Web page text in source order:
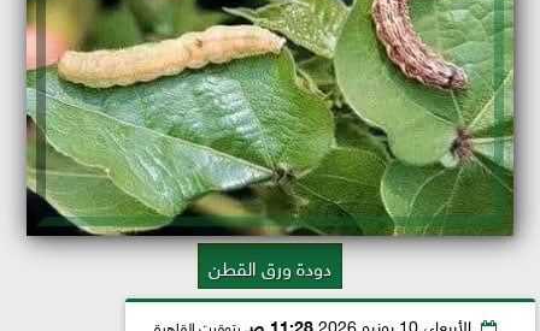
دودة ورق القطن
الأربعاء، 10 يونيو 2026 11:28 صـ بتوقيت القاهرة